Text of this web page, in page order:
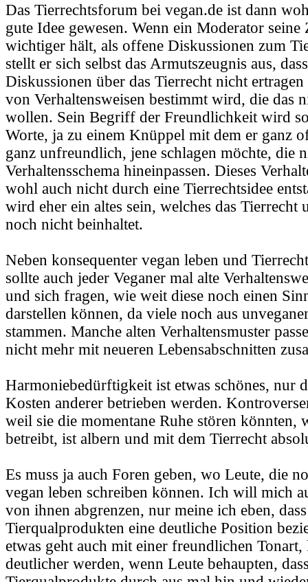
Das Tierrechtsforum bei vegan.de ist dann
gute Idee gewesen. Wenn ein Moderator
wichtiger hält, als offene Diskussionen zum
stellt er sich selbst das Armutszeugnis aus,
Diskussionen über das Tierrecht nicht
von Verhaltensweisen bestimmt wird, die das
wollen. Sein Begriff der Freundlichkeit wird
Worte, ja zu einem Knüppel mit dem er ganz
ganz unfreundlich, jene schlagen möchte, die
Verhaltensschema hineinpassen. Dieses
wohl auch nicht durch eine Tierrechtsidee
wird eher ein altes sein, welches das Tierrecht
noch nicht beinhaltet.
Neben konsequenter vegan leben und
sollte auch jeder Veganer mal alte
und sich fragen, wie weit diese noch einen
darstellen können, da viele noch aus
stammen. Manche alten Verhaltensmuster
nicht mehr mit neueren Lebensabschnitten
Harmoniebedürftigkeit ist etwas schönes, nur
Kosten anderer betrieben werden.
weil sie die momentane Ruhe stören könnten,
betreibt, ist albern und mit dem Tierrecht
Es muss ja auch Foren geben, wo Leute, die
vegan leben schreiben können. Ich will mich
von ihnen abgrenzen, nur meine ich eben,
Tierqualprodukten eine deutliche Position
etwas geht auch mit einer freundlichen Tonart,
deutlicher werden, wenn Leute behaupten,